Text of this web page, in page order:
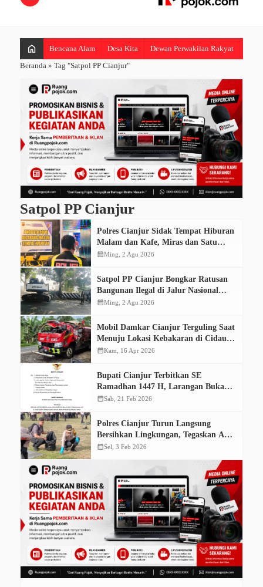
home Bencana Alam Desa Kita Dewan Perwakilan Rakyat
Beranda » Tag "Satpol PP Cianjur"
Satpol PP Cianjur
Polres Cianjur Sidak Tempat Hiburan
Malam dan Kafe, Miras dan Satu
Pengunjung Positif Narkotika
calendar_monthMing, 2 Agu 2026
Satpol PP Cianjur Bongkar Ratusan
Bangunan Ilegal di Jalur Nasional
Sukaluyu-Ciranjang
calendar_monthMing, 2 Agu 2026
Mobil Damkar Cianjur Terguling Saat
Menuju Lokasi Kebakaran di Cidaun,
Dua Petugas Terluka
calendar_monthKam, 16 Apr 2026
Bupati Cianjur Terbitkan SE
Ramadhan 1447 H, Larangan Buka
Tempat Makan Siang Hari Hingga
calendar_monthSab, 21 Feb 2026
Polres Cianjur Turun Langsung
Bersihkan Lingkungan, Tegaskan Aksi
Nyata Instruksi Presiden
calendar_monthSel, 3 Feb 2026